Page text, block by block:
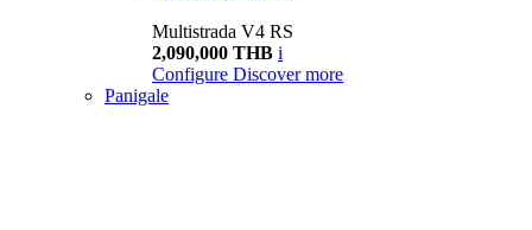
Multistrada V4 RS
2,090,000 THB i
Configure Discover more
Panigale